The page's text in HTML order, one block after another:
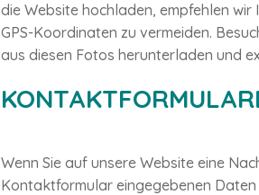
die Website hochladen, empfehlen wir
GPS-Koordinaten zu vermeiden.
aus diesen Fotos herunterladen und
Wenn Sie auf unsere Website eine
Kontaktformular eingegebenen